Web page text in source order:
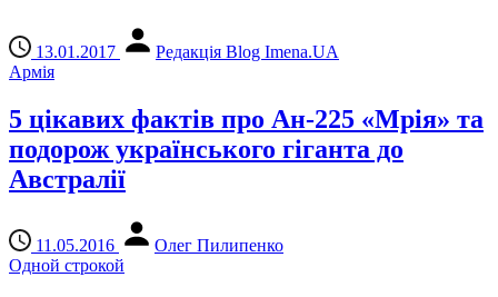
13.01.2017
Редакція Blog Imena.UA
Армія
5 цікавих фактів про Ан-225 «Мрія» та
подорож українського гіганта до
Австралії
11.05.2016
Олег Пилипенко
Одной строкой